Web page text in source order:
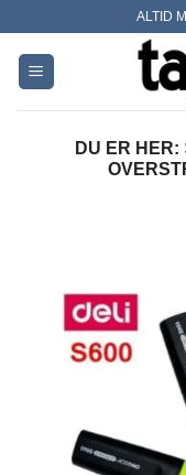
content
ALTID
DU ER HER: